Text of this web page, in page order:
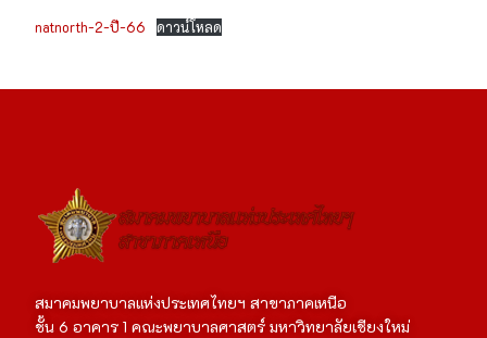
natnorth-2-ปี-66 ดาวน์โหลด
สมาคมพยาบาลแห่งประเทศไทยฯ สาขาภาคเหนือ
ชั้น 6 อาคาร 1 คณะพยาบาลศาสตร์ มหาวิทยาลัยเชียงใหม่